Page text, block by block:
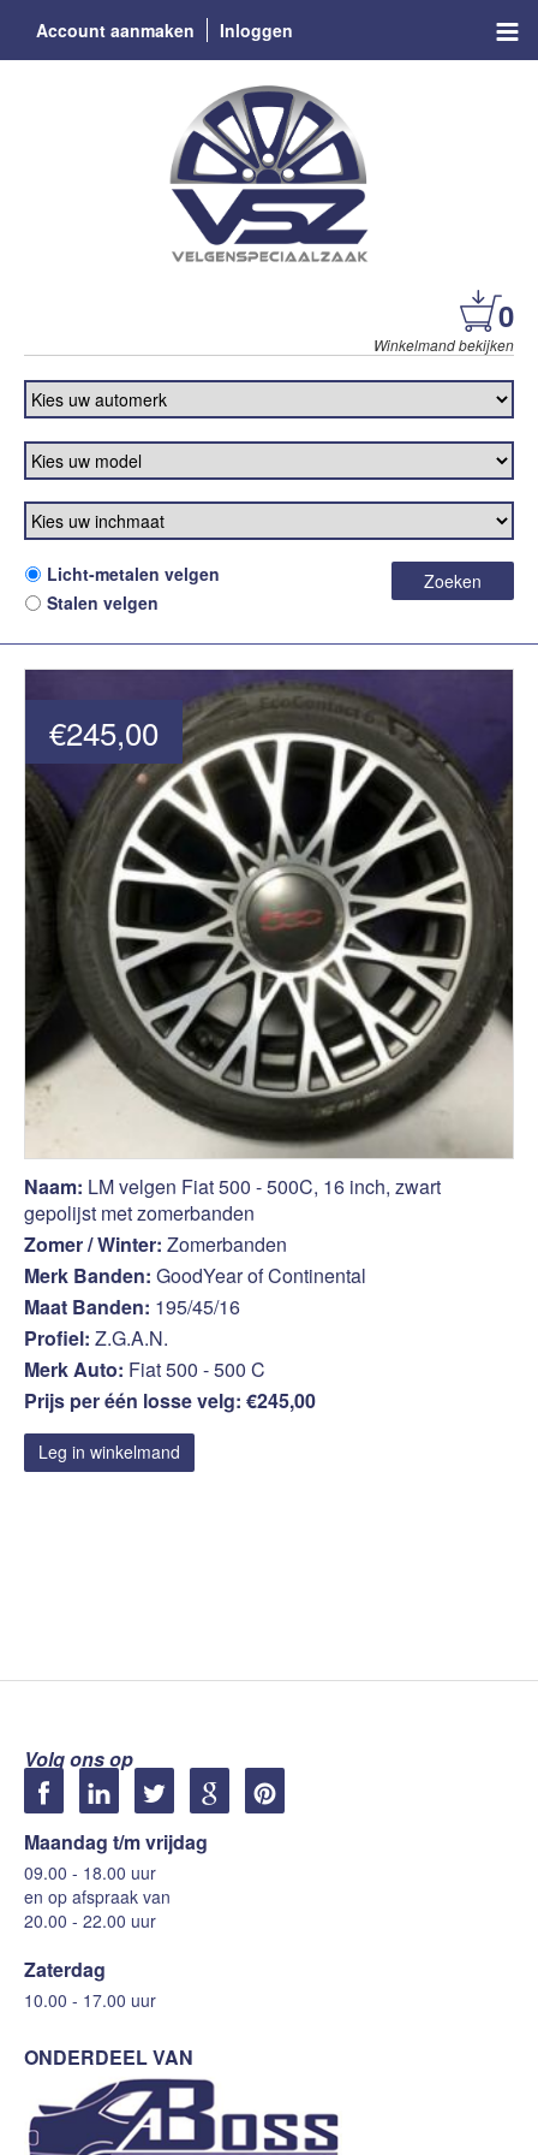
Account aanmaken Inloggen
0
Winkelmand bekijken
Zoeken
Licht-metalen velgen
Stalen velgen
€245,00
Naam: LM velgen Fiat 500 - 500C, 16 inch, zwart
gepolijst met zomerbanden
Zomer / Winter: Zomerbanden
Merk Banden: GoodYear of Continental
Maat Banden: 195/45/16
Profiel: Z.G.A.N.
Merk Auto: Fiat 500 - 500 C
Prijs per één losse velg: €245,00
Leg in winkelmand
Volg ons op
Maandag t/m vrijdag
09.00 - 18.00 uur
en op afspraak van
20.00 - 22.00 uur
Zaterdag
10.00 - 17.00 uur
ONDERDEEL VAN